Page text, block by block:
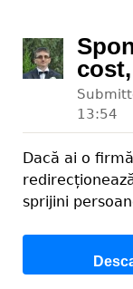
13:54
Dacă ai o
sprijini